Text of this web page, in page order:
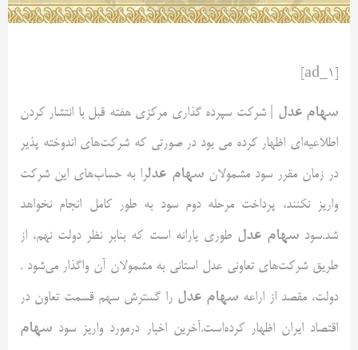
سهام عدل | شرکت سپرده گذاری مرکزی هفته قبل با انتشار کردن
اطلاعیه‌ای اظهار کرده می بود در صورتی که شرکت‌های اندوخته پذیر
در زمان مقرر سود مشمولانسهام عدلرا به حساب‌های این شرکت
واریز نکنند، پرداخت مرحله دوم سود به طور کامل انجام نخواهد
شد.سودسهام عدل طوری یارانه است که بنابر نظر دولت نهم، از
طریق شرکت‌های تعاونی عدل استانی به مشمولان آن واگذار می‌شود .
دولت، مقصد از اراعه سهام عدل را گسترش سهم قسمت تعاون در
اقتصاد ایران اظهار کرده‌است.آخرین اخبار درمورد واریز سود سهام